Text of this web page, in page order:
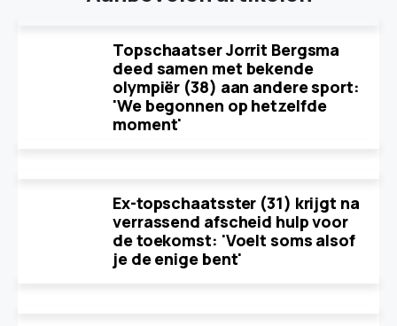
Topschaatser Jorrit Bergsma
deed samen met bekende
olympiër (38) aan andere sport:
'We begonnen op hetzelfde
moment'
Ex-topschaatsster (31) krijgt na
verrassend afscheid hulp voor
de toekomst: 'Voelt soms alsof
je de enige bent'